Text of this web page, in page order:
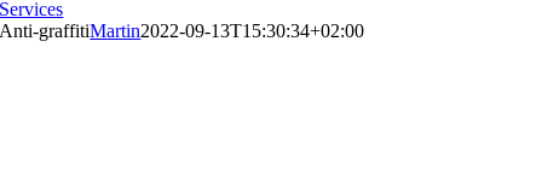
Services
Anti-graffitiMartin2022-09-13T15:30:34+02:00